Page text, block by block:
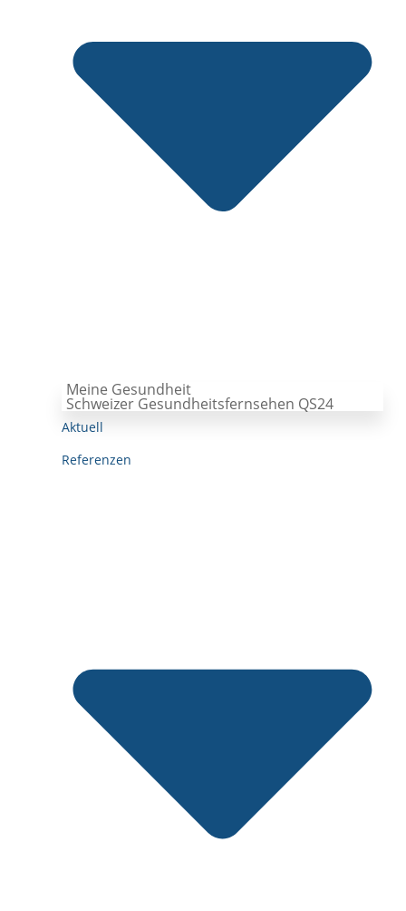
Meine Gesundheit
Schweizer Gesundheitsfernsehen QS24
Aktuell
Referenzen